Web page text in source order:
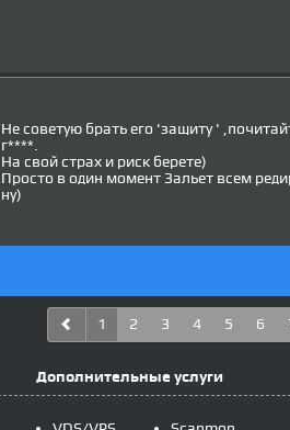
Не советую брать его 'защиту '
г****.
На свой страх и риск берете)
Просто в один момент Зальет всем
ну)
1 2 3 4 5 6
Дополнительные услуги